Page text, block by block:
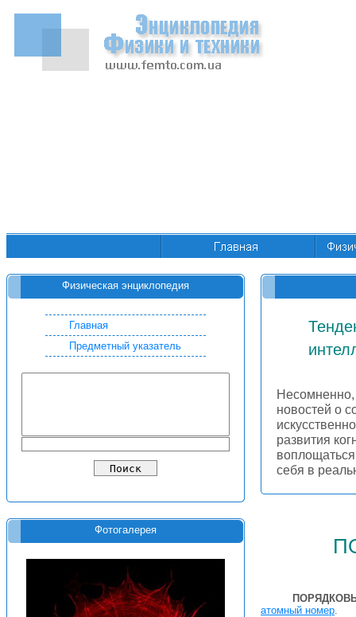
Физическая энциклопедия
Главная
Предметный указатель
Фотогалерея
Несомненно,
новостей о
развития
себя в
атомный номер.